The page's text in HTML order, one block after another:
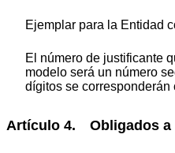
Ejemplar para la Entidad
El número de justificante
modelo será un número
dígitos se corresponderán
Artículo 4. Obligados a